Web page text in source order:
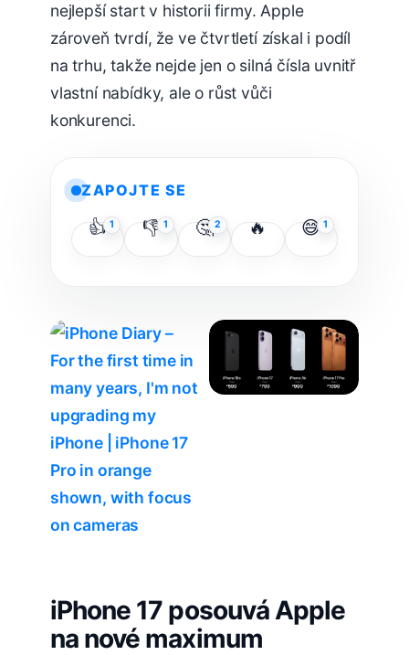
nejlepší start v historii firmy. Apple
zároveň tvrdí, že ve čtvrtletí získal i podíl
na trhu, takže nejde jen o silná čísla uvnitř
vlastní nabídky, ale o růst vůči
konkurenci.
ZAPOJTE SE
👍 1 👎 1 🤔2 🔥 😅 1
iPhone 17 posouvá Apple
na nové maximum